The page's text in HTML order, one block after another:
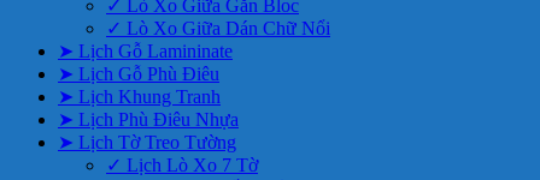
✓ Lò Xo Giữa Gắn Bloc
✓ Lò Xo Giữa Dán Chữ Nổi
➤ Lịch Gỗ Lamininate
➤ Lịch Gỗ Phù Điêu
➤ Lịch Khung Tranh
➤ Lịch Phù Điêu Nhựa
➤ Lịch Tờ Treo Tường
✓ Lịch Lò Xo 7 Tờ